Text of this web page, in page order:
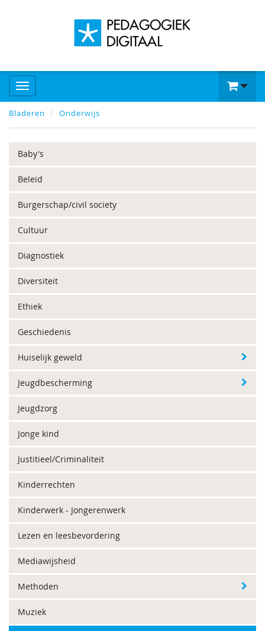
Bladeren Onderwijs
Baby's
Beleid
Burgerschap/civil society
Cultuur
Diagnostiek
Diversiteit
Ethiek
Geschiedenis
Huiselijk geweld
Jeugdbescherming
Jeugdzorg
Jonge kind
Justitieel/Criminaliteit
Kinderrechten
Kinderwerk - Jongerenwerk
Lezen en leesbevordering
Mediawijsheid
Methoden
Muziek